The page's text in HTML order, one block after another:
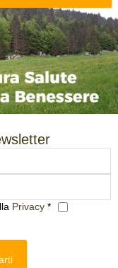
Privacy *